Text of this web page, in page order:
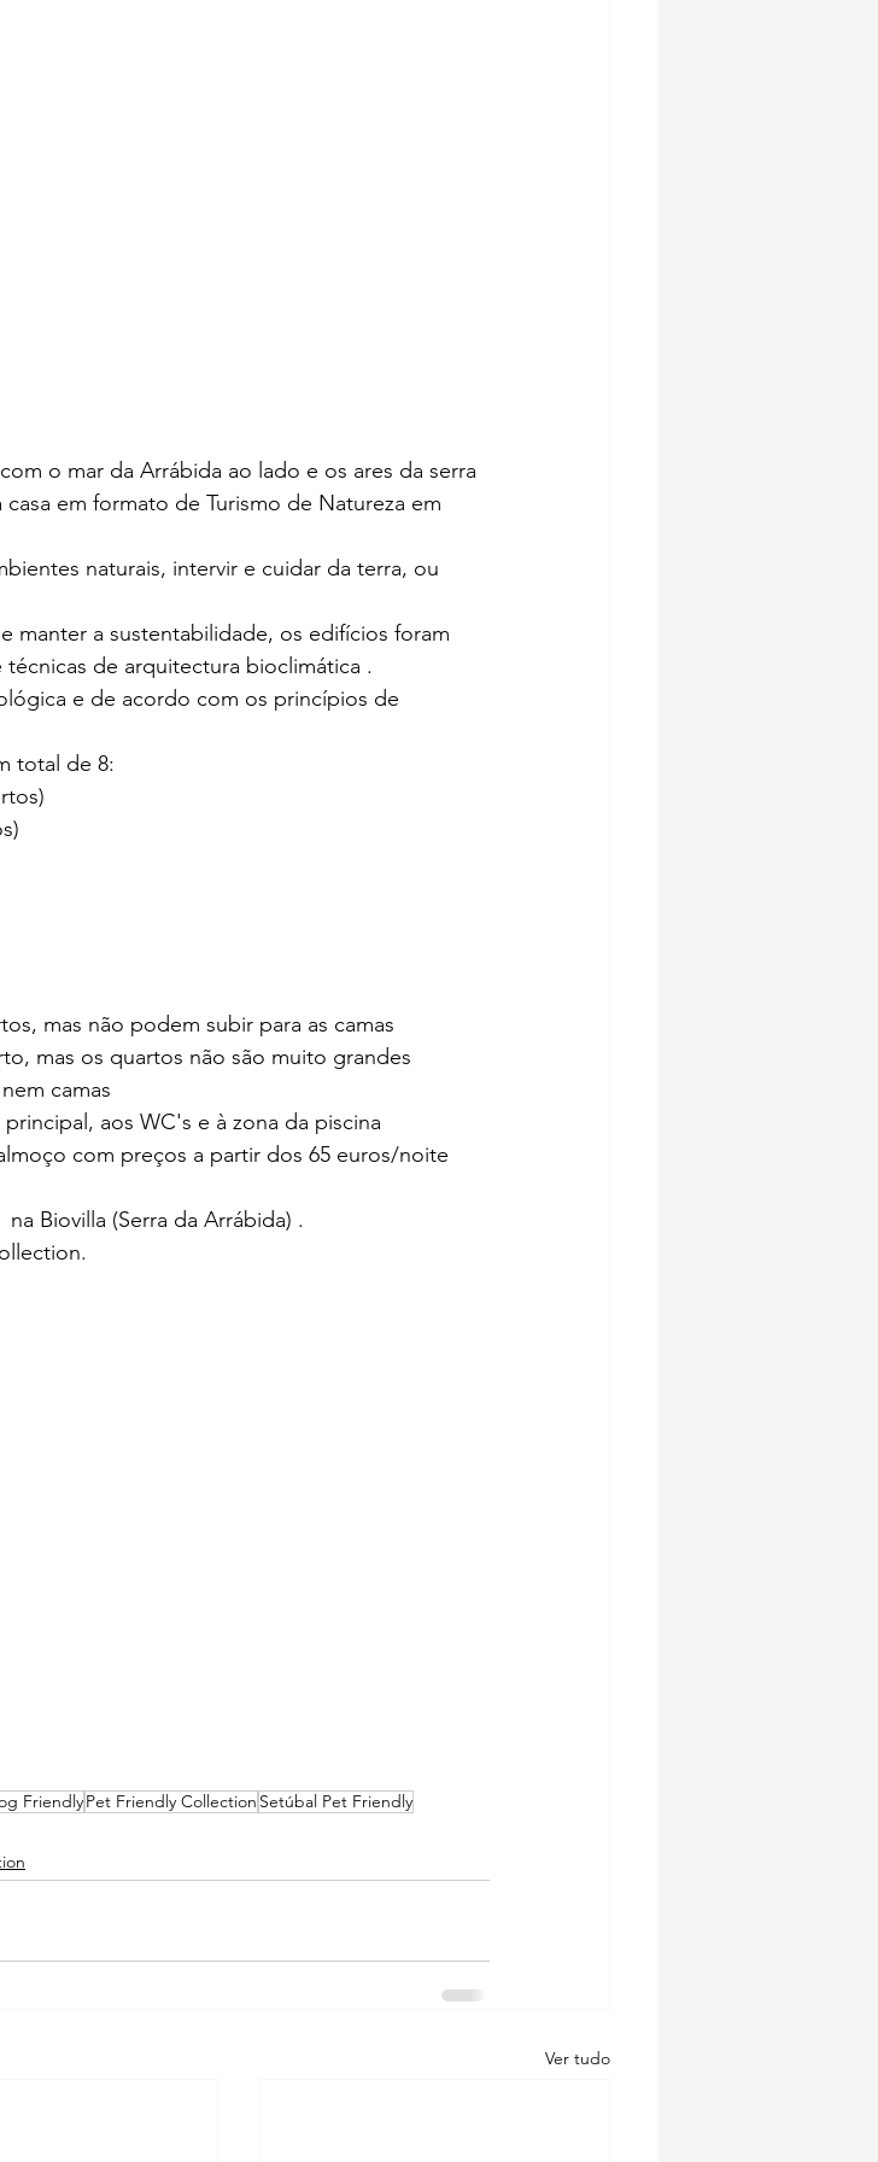
o mar da Arrábida ao lado e os ares da serra
em formato de Turismo de Natureza em
naturais, intervir e cuidar da terra, ou
manter a sustentabilidade, os edifícios foram
de arquitectura bioclimática .
e de acordo com os princípios de
total de 8:
mas não podem subir para as camas
mas os quartos não são muito grandes
camas
aos WC's e à zona da piscina
com preços a partir dos 65 euros/noite
Biovilla (Serra da Arrábida) .
FriendlyPet Friendly Collection Setúbal Pet Friendly
Ver tudo